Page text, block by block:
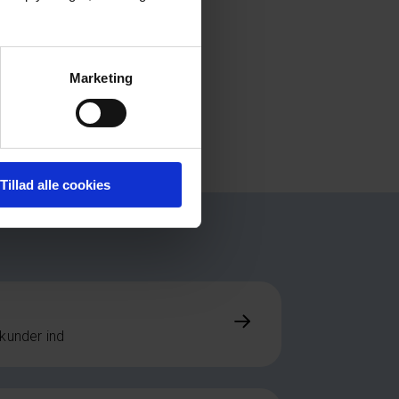
Marketing
Tillad alle cookies
er let at bruge,
gæld, sende beskeder til
ind